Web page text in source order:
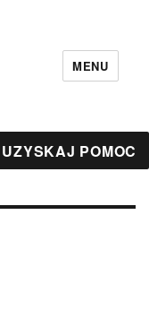
MENU
UZYSKAJ POMOC